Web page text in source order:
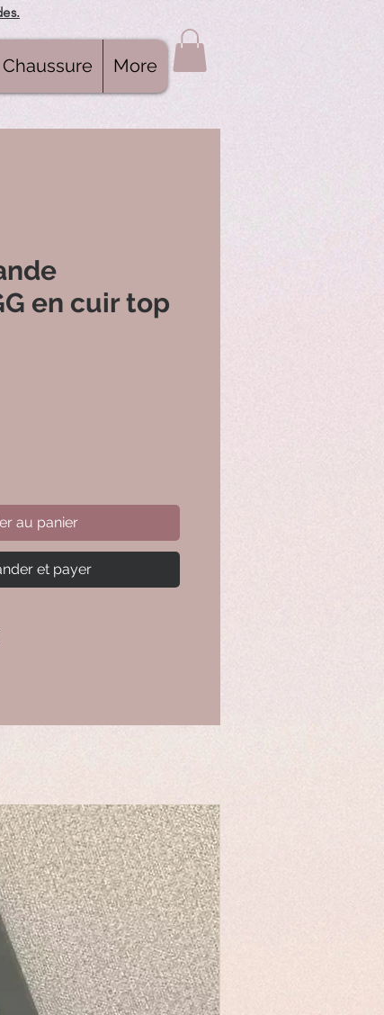
Chaussure More
en cuir top
au panier
et payer